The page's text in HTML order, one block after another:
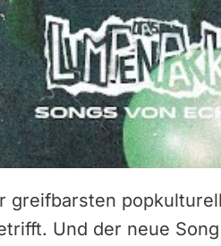
greifbarsten
Und der neue